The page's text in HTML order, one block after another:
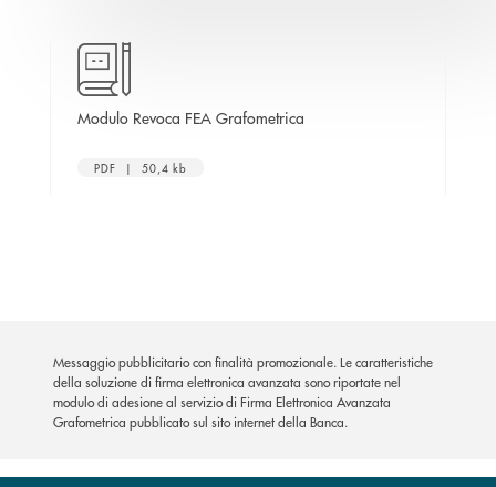
Modulo Revoca FEA Grafometrica
PDF | 50,4 kb
Messaggio pubblicitario con finalità promozionale. Le caratteristiche
della soluzione di firma elettronica avanzata sono riportate nel
modulo di adesione al servizio di Firma Elettronica Avanzata
Grafometrica pubblicato sul sito internet della Banca.